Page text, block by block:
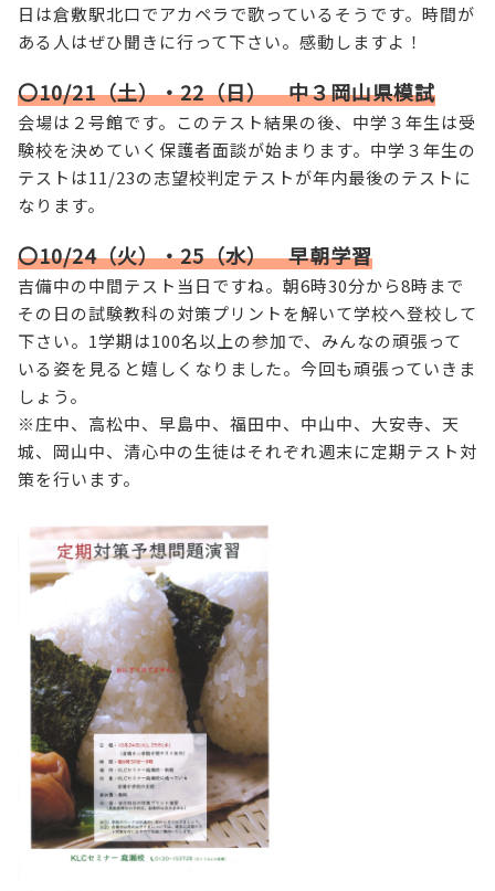
日は倉敷駅北口でアカペラで歌っているそうです。時間が
ある人はぜひ聞きに行って下さい。感動しますよ！
〇10/21（土）・22（日） 中３岡山県模試
会場は２号館です。このテスト結果の後、中学３年生は受
験校を決めていく保護者面談が始まります。中学３年生の
テストは11/23の志望校判定テストが年内最後のテストに
なります。
〇10/24（火）・25（水） 早朝学習
吉備中の中間テスト当日ですね。朝6時30分から8時まで
その日の試験教科の対策プリントを解いて学校へ登校して
下さい。1学期は100名以上の参加で、みんなの頑張って
いる姿を見ると嬉しくなりました。今回も頑張っていきま
しょう。
※庄中、高松中、早島中、福田中、中山中、大安寺、天
城、岡山中、清心中の生徒はそれぞれ週末に定期テスト対
策を行います。